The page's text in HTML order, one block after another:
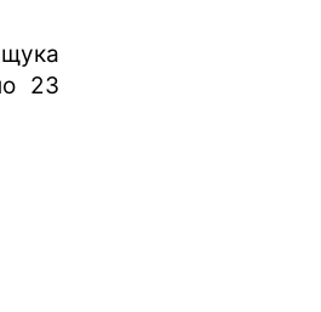
23